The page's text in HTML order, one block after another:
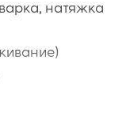
натяжка
на